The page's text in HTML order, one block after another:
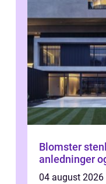
Blomster stenløse
anledninger
04 august 2026